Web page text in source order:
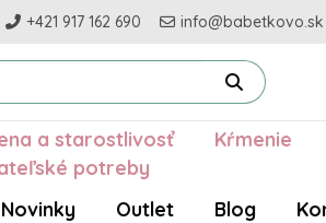
+421 917 162 690 info@babetkovo.sk
a starostlivosť Kŕmenie
potreby
Novinky Outlet Blog